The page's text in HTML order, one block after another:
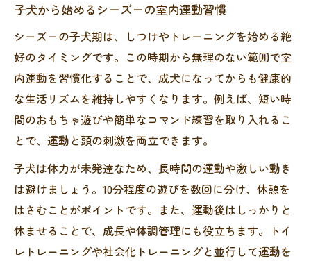
子犬から始めるシーズーの室内運動習慣
シーズーの子犬期は、しつけやトレーニングを始める絶
好のタイミングです。この時期から無理のない範囲で室
内運動を習慣化することで、成犬になってからも健康的
な生活リズムを維持しやすくなります。例えば、短い時
間のおもちゃ遊びや簡単なコマンド練習を取り入れるこ
とで、運動と頭の刺激を両立できます。
子犬は体力が未発達なため、長時間の運動や激しい動き
は避けましょう。10分程度の遊びを数回に分け、休憩を
はさむことがポイントです。また、運動後はしっかりと
休ませることで、成長や体調管理にも役立ちます。トイ
レトレーニングや社会化トレーニングと並行して運動を